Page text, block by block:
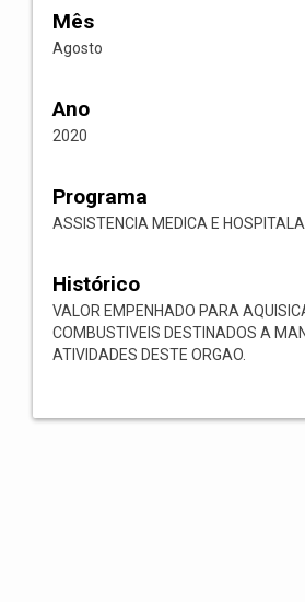
Mês
Agosto
Ano
2020
Programa
ASSISTENCIA MEDICA E
Histórico
VALOR EMPENHADO PARA
COMBUSTIVEIS DESTINADOS A
ATIVIDADES DESTE ORGAO.